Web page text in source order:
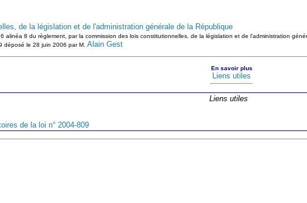
de la législation et de l'administration générale de la République
alinéa 8 du règlement, par la commission des lois constitutionnelles, de la législation et de l'administration
déposé le 28 juin 2006 par M. Alain Gest
En savoir plus
Liens utiles
Liens utiles
de la loi n° 2004-809